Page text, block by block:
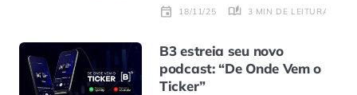
18/11/25 3 MIN DE LEITURA
B3 estreia seu novo
podcast: “De Onde Vem o
Ticker”